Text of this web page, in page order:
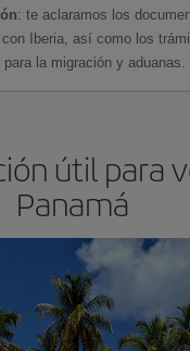
: te aclaramos los
Iberia, así como los
la migración y aduanas.
útil para
Panam